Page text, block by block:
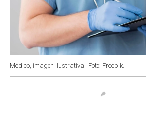
Médico, imagen ilustrativa. Foto: Freepik.